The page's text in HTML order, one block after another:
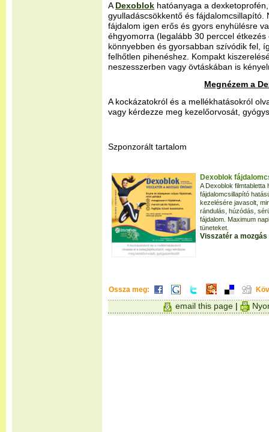
A Dexoblok hatóanyaga a
gyulladáscsökkentő és fájdalomcsillapító.
fájdalom igen erős és gyors enyhülésre
éhgyomorra (legalább 30 perccel
könnyebben és gyorsabban szívódik fel,
felhőtlen pihenéshez. Kompakt
neszesszerben vagy övtáskában is
Megnézem a
A kockázatokról és a mellékhatásokról
vagy kérdezze meg kezelőorvosát,
Szponzorált tartalom
Dexoblok
A Dexoblok
fájdalomcsillapító
kezelésére javasolt,
rándulás, húzódás,
fájdalom. Maximum
tüneteket.
Visszatér a
Ossza meg:
email this page|